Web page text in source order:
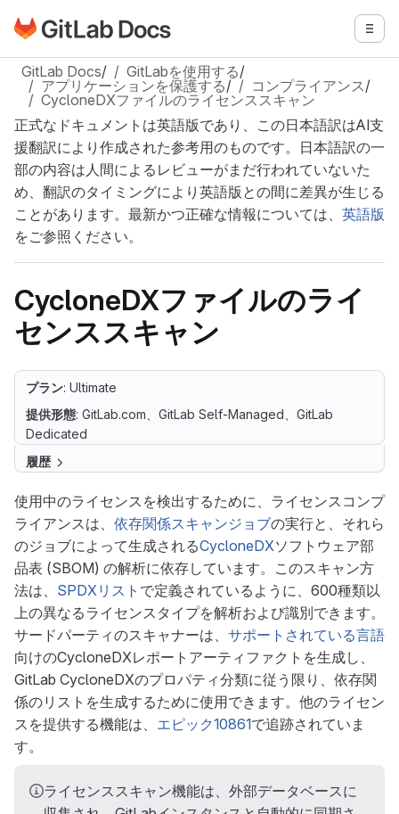
メインコンテンツにスキップ
GitLabドキュメントのホームページに移動 メニ
GitLab Docs/ GitLabを使用する/
アプリケーションを保護する/ コンプライアンス/
CycloneDXファイルのライセンススキャン
正式なドキュメントは英語版であり、この日本語訳はAI支
援翻訳により作成された参考用のものです。日本語訳の一
部の内容は人間によるレビューがまだ行われていないた
め、翻訳のタイミングにより英語版との間に差異が生じる
ことがあります。最新かつ正確な情報については、 英語版
をご参照ください。
CycloneDXファイルのライ
センススキャン
プラン: Ultimate
提供形態: GitLab.com、GitLab Self-Managed、GitLab
Dedicated
履歴
使用中のライセンスを検出するために、ライセンスコンプ
ライアンスは、 依存関係スキャンジョブの実行と、それら
のジョブによって生成されるCycloneDXソフトウェア部
品表 (SBOM) の解析に依存しています。このスキャン方
法は、 SPDXリスト で定義されているように、600種類以
上の異なるライセンスタイプを解析および識別できます。
サードパーティのスキャナーは、 サポートされている言語
向けのCycloneDXレポートアーティファクトを生成し、
GitLab CycloneDXのプロパティ分類に従う限り、依存関
係のリストを生成するために使用できます。他のライセン
スを提供する機能は、 エピック10861で追跡されていま
す。
ライセンススキャン機能は、外部データベースに